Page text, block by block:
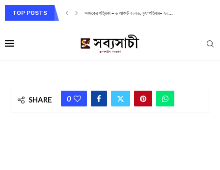
TOP POSTS আজকের পত্রিকা – ৬ আগস্ট ২০২৬, বৃহস্পতিবার– ২০...
SHARE 0